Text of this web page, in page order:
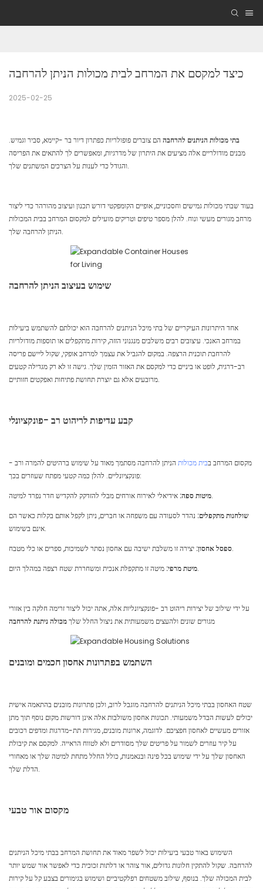
כיצד למקסם את המרחב לבית מכולות הניתן להרחבה
2025-02-25
בתי מכולות הניתנים להרחבה הם צוברים פופולריות כפתרון דיור בר -קיימא, סביר וגמיש.
מבנים מודולריים אלה מציעים את היתרון של מדרגיות, ומאפשרים לך להתאים את הפריסה
והגודל כדי לענות על הצרכים המשתנים שלך.
בעוד שבתי מכולות גמישים וחסכוניים, אופיים הקומפקטי דורש תכנון ועיצוב מהורהר כדי ליצור
מרחב מגורים מעשי ונוח. להלן מספר טיפים וטריקים מועילים למקסום המרחב בבית המכולות
הניתן להרחבה שלך.
שימוש בעיצוב הניתן להרחבה
אחד היתרונות העיקריים של בתי מיכל הניתנים להרחבה הוא יכולתם להשתמש ביעילות
במרחב האנכי. עיצובים רבים משלבים מנגנוני הזזה, קירות מתקפלים או תוספות מודולריות
להרחבת תוכנית הרצפה. במקום להגביל את עצמך למרחב אופקי, שקול ליישם פריסה
רב-דרגית, לופט או ביניים כדי למקסם את האזור הזמין שלך. גישה זו לא רק מגדילה קטעים
מרובעים אלא גם יוצרת תחושת פתיחות ואפקטים חזותיים.
קבע עדיפות לריהוט רב -פונקציונלי
מקסום המרחב בבית מכולות הניתן להרחבה מסתמך מאוד על שימוש ברהיטים להמרה ורב -
פונקציונליים. להלן כמה קטעי מפתח שעוזרים בכך:
מיטות ספה:אידיאלי לאירוח אורחים מבלי להזדקק להקדיש חדר נפרד למיטה.
שולחנות מתקפלים: נהדר לסעודה עם משפחה או חברים, ניתן לקפל אותם בקלות כאשר הם
אינם בשימוש.
ספסל אחסון:יצירה זו משלבת ישיבה עם אחסון נסתר לשמיכות, ספרים או כלי מטבח.
מיטת מרפי:מיטה זו מתקפלת אנכית ומשחררת שטח רצפה במהלך היום.
על ידי שילוב של יצירות ריהוט רב -פונקציונליות אלה, אתה יכול ליצור זרימה חלקה בין אזורי
מגורים שונים ולהעצים משמעותית את ניצול החלל שלךמכולה ניתנת להרחבה
השתמש בפתרונות אחסון חכמים ומובנים
שטח האחסון בבתי מיכל הניתנים להרחבה מוגבל לרוב, ולכן פתרונות מובנים בהתאמה אישית
יכולים לעשות הבדל משמעותי. תכונות אחסון משולבות אלה אינן דורשות מקום נוסף תוך מתן
אזורים מעשיים לאחסון חפציכם. לדוגמה, ארונות מובנים, מגירות תת-מדרגות ומדפים רכובים
על קיר עוזרים לשמור על פריטים שלך מסודרים ולא לטווח הראייה. למקסם את קיבולת
האחסון שלך על ידי שימוש בכל פינה ובנאמנות, כולל החלל מתחת למיטה שלך או מאחורי
הדלת שלך.
מקסום אור טבעי
השימוש באור טבעי ביעילות יכול לשפר מאוד את תחושת המרחב בבתי מיכל הניתנים
להרחבה. שקול להתקין חלונות גדולים, אור צוהר או דלתות זכוכית כדי לאפשר אור שמש יותר
לבית המכולה שלך. בנוסף, שילוב משטחים רפלקטיביים ושימוש בגימורים בצבע קל על קירות